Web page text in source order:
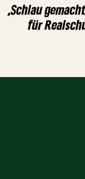
,Schlau
für